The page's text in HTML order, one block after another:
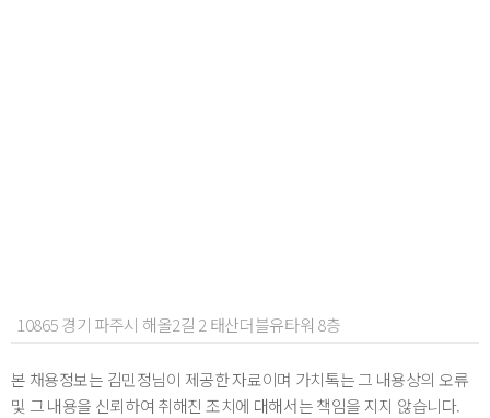
10865 경기 파주시 해올2길 2 태산더블유타워 8층
본 채용정보는 김민정님이 제공한 자료이며 가치톡는 그 내용상의 오류
및 그 내용을 신뢰하여 취해진 조치에 대해서는 책임을 지지 않습니다.